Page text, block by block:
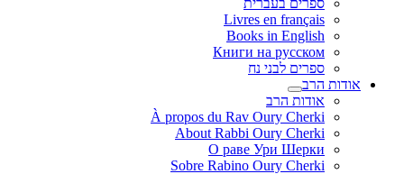
ספרים בעברית
Livres en français
Books in English
Книги на русском
ספרים לבני נח
אודות הרב
אודות הרב
À propos du Rav Oury Cherki
About Rabbi Oury Cherki
О раве Ури Шерки
Sobre Rabino Oury Cherki